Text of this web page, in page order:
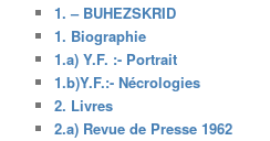
1. – BUHEZSKRID
1. Biographie
1.a) Y.F. :- Portrait
1.b)Y.F.:- Nécrologies
2. Livres
2.a) Revue de Presse 1962